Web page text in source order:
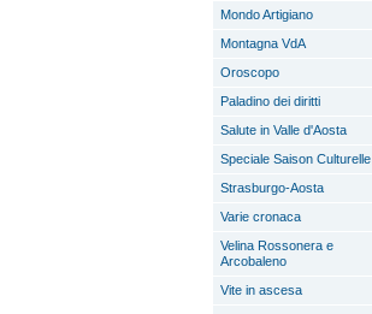
Mondo Artigiano
Montagna VdA
Oroscopo
Paladino dei diritti
Salute in Valle d'Aosta
Speciale Saison Culturelle
Strasburgo-Aosta
Varie cronaca
Velina Rossonera e
Arcobaleno
Vite in ascesa